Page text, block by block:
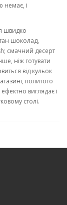
немає, і
швидко
шоколад,
смачний десерт
ніж готувати
від кульок
политого
виглядає і
столі.